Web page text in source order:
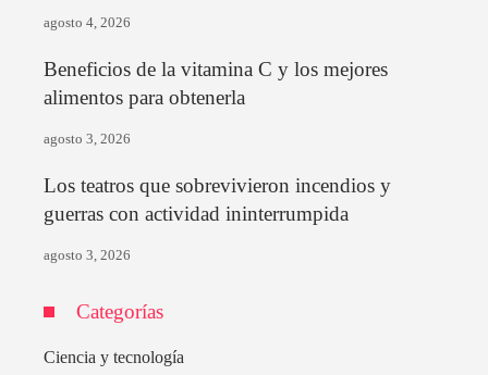
agosto 4, 2026
Beneficios de la vitamina C y los mejores
alimentos para obtenerla
agosto 3, 2026
Los teatros que sobrevivieron incendios y
guerras con actividad ininterrumpida
agosto 3, 2026
Categorías
Ciencia y tecnología